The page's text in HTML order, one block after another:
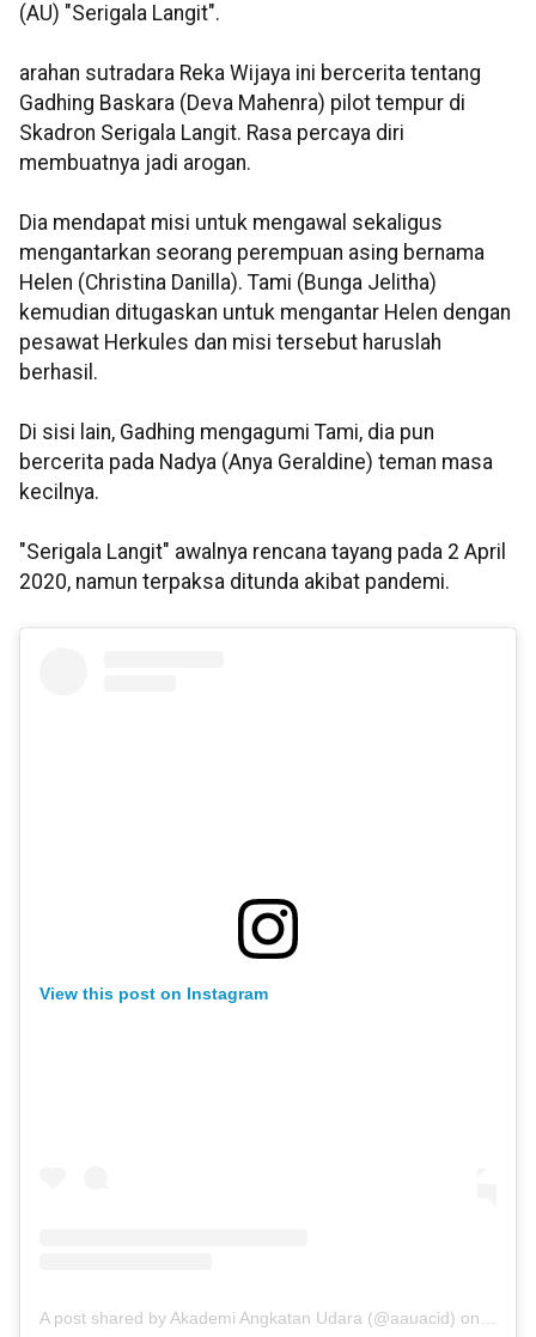
(AU) "Serigala Langit".
arahan sutradara Reka Wijaya ini bercerita tentang
Gadhing Baskara (Deva Mahenra) pilot tempur di
Skadron Serigala Langit. Rasa percaya diri
membuatnya jadi arogan.
Dia mendapat misi untuk mengawal sekaligus
mengantarkan seorang perempuan asing bernama
Helen (Christina Danilla). Tami (Bunga Jelitha)
kemudian ditugaskan untuk mengantar Helen dengan
pesawat Herkules dan misi tersebut haruslah
berhasil.
Di sisi lain, Gadhing mengagumi Tami, dia pun
bercerita pada Nadya (Anya Geraldine) teman masa
kecilnya.
"Serigala Langit" awalnya rencana tayang pada 2 April
2020, namun terpaksa ditunda akibat pandemi.
View this post on Instagram
A post shared by Akademi Angkatan Udara (@aauacid) on